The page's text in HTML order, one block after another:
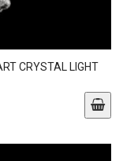
CRYSTAL LIGHT